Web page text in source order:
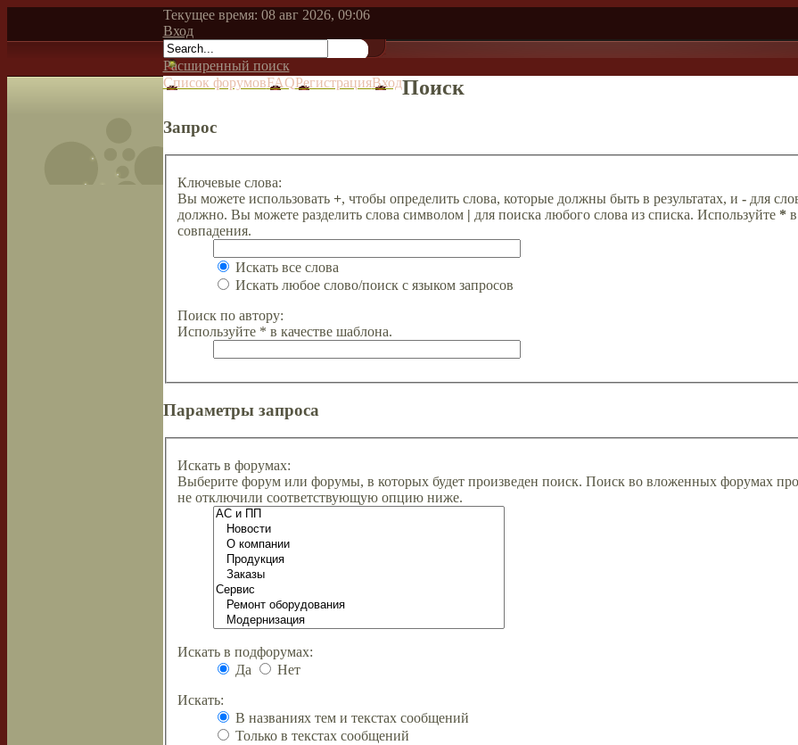
Текущее время: 08 авг 2026, 09:06
Вход
Расширенный поиск
Список форумовFAQРегистрацияВходПоиск
Запрос
Ключевые слова:
Вы можете использовать +, чтобы определить слова, которые должны быть в результатах, и -для
должно. Вы можете разделить слова символом | для поиска любого слова из списка. Используйте *
совпадения.
Искать все слова
Искать любое слово/поиск с языком запросов
Поиск по автору:
Используйте * в качестве шаблона.
Параметры запроса
Искать в форумах:
Выберите форум или форумы, в которых будет произведен поиск. Поиск во вложенных форумах
не отключили соответствующую опцию ниже.
Искать в подфорумах:
Да
Нет
Искать:
В названиях тем и текстах сообщений
Только в текстах сообщений